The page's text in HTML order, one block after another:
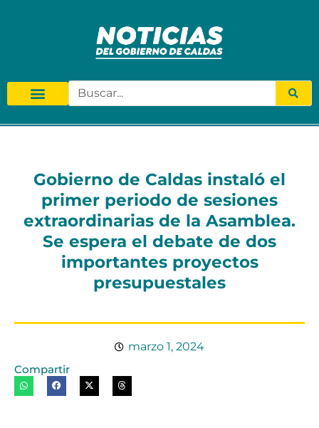
Gobierno de Caldas instaló el
primer periodo de sesiones
extraordinarias de la Asamblea.
Se espera el debate de dos
importantes proyectos
presupuestales
marzo 1, 2024
Compartir